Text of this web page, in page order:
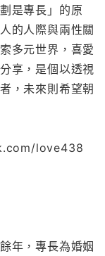
是專長」的原
的人際與兩性關
多元世界，喜愛
享，是個以透視
，未來則希望朝
love438
年，專長為婚姻